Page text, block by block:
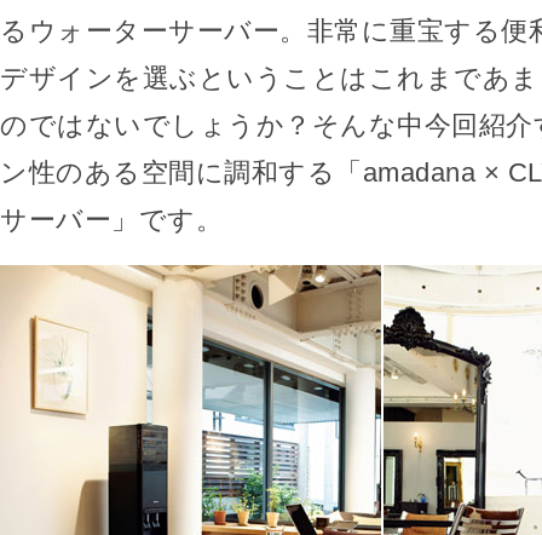
るウォーターサーバー。非常に重宝する便
デザインを選ぶということはこれまであ
のではないでしょうか？そんな中今回紹
ン性のある空間に調和する「amadana ×
サーバー」です。